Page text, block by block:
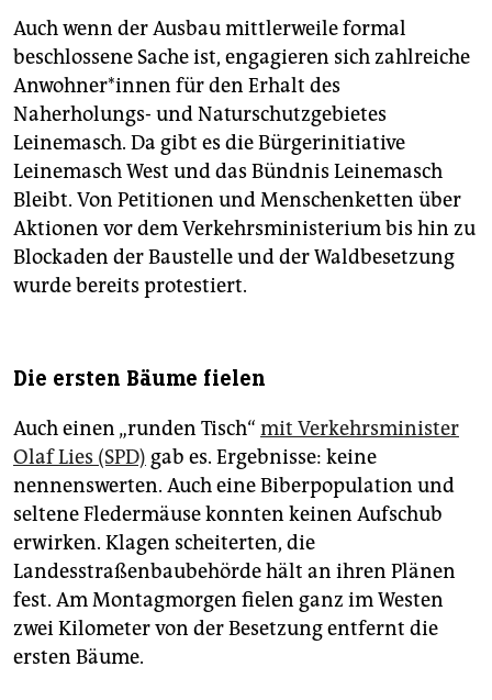
Auch wenn der Ausbau mittlerweile formal
beschlossene Sache ist, engagieren sich zahlreiche
An­woh­ne­r*in­nen für den Erhalt des
Naherholungs- und Naturschutzgebietes
Leinemasch. Da gibt es die Bürgerinitiative
Leinemasch West und das Bündnis Leinemasch
Bleibt. Von Petitionen und Menschenketten über
Aktionen vor dem Verkehrsministerium bis hin zu
Blockaden der Baustelle und der Waldbesetzung
wurde bereits protestiert.
Die ersten Bäume fielen
Auch einen „runden Tisch“ mit Verkehrsminister
Olaf Lies (SPD) gab es. Ergebnisse: keine
nennenswerten. Auch eine Biberpopulation und
seltene Fledermäuse konnten keinen Aufschub
erwirken. Klagen scheiterten, die
Landesstraßenbaubehörde hält an ihren Plänen
fest. Am Montagmorgen fielen ganz im Westen
zwei Kilometer von der Besetzung entfernt die
ersten Bäume.